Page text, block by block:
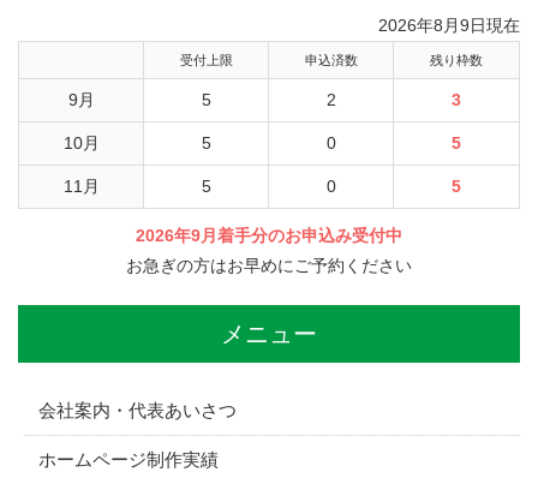
2026年8月9日現在
受付上限 申込済数 残り枠数
9月 5 2 3
10月 5 0 5
11月 5 0 5
2026年9月着手分のお申込み受付中
お急ぎの方はお早めにご予約ください
メニュー
会社案内・代表あいさつ
ホームページ制作実績